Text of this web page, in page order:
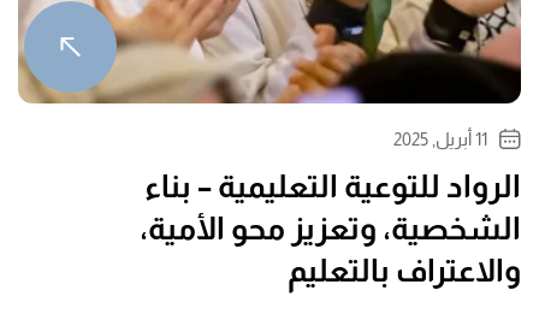
11 أبريل, 2025
الرواد للتوعية التعليمية – بناء
الشخصية، وتعزيز محو الأمية،
والاعتراف بالتعليم